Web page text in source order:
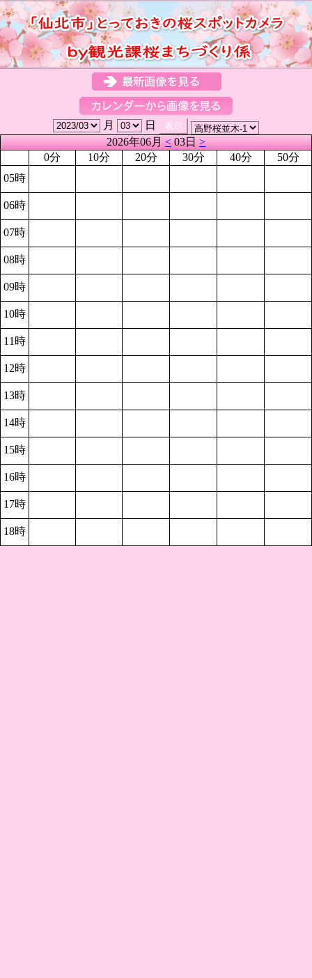
月
日
2026年06月<03日>
0分
10分 20分 30分 40分
50分
05時
06時
07時
08時
09時
10時
11時
12時
13時
14時
15時
16時
17時
18時